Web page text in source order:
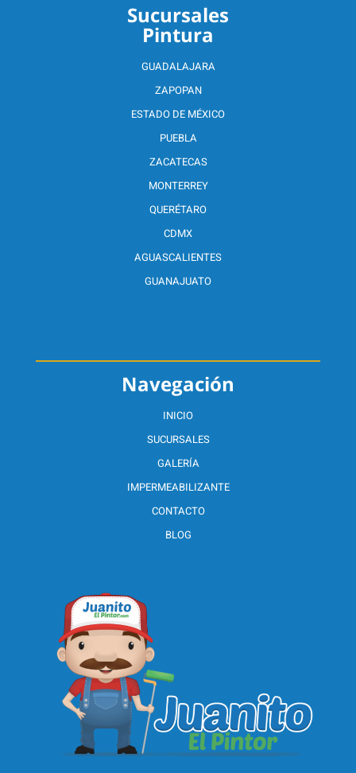
Navegación
INICIO
SUCURSALES
GALERÍA
IMPERMEABILIZANTE
CONTACTO
BLOG
Sucursales
Pintura
GUADALAJARA
ZAPOPAN
ESTADO DE MÉXICO
PUEBLA
ZACATECAS
MONTERREY
QUERÉTARO
CDMX
AGUASCALIENTES
GUANAJUATO